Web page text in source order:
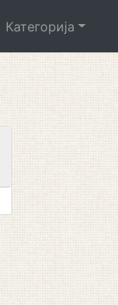
Категорија